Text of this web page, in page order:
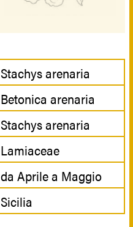
Stachys arenaria
Betonica arenaria
Stachys arenaria
Lamiaceae
da Aprile a Maggio
Sicilia